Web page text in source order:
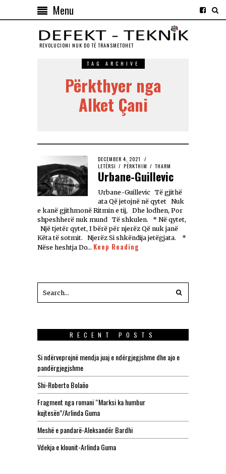
Menu
REVOLUCIONI NUK DO TЁ TRANSMETOHET
TAG ARCHIVE
Përkthyer nga
Alket Çani
DECEMBER 4, 2021
LETËRSI / PËRKTHIM / THARM
Urbane-Guillevic
Urbane-Guillevic Të gjithë
ata Që jetojnë në qytet Nuk
e kanë gjithmonë Ritmin e tij, Dhe lodhen, Por
shpeshherë nuk mund Të shkulen. * Në qytet,
Një tjetër qytet, I bërë për njerëz Që nuk janë
Këta të sotmit. Njerëz Si shkëndija jetëgjata. *
Nëse heshtja Do… Keep Reading
RECENT POSTS
Si ndërveprojnë mendja juaj e ndërgjegjshme dhe ajo e
pandërgjegjshme
Shi-Roberto Bolaño
Fragment nga romani “Marksi ka humbur
kujtesën”/Arlinda Guma
Meshë e pandarë-Aleksandër Bardhi
Vdekja e klounit-Arlinda Guma